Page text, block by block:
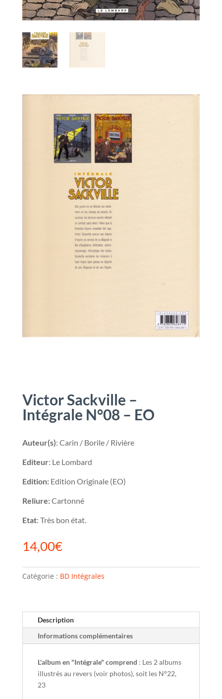
Victor Sackville –
Intégrale N°08 – EO
Auteur(s): Carin / Borile / Rivière
Editeur: Le Lombard
Edition:Edition Originale (EO)
Reliure:Cartonné
Etat: Très bon état.
14,00€
Catégorie : BD Intégrales
Description
Informations complémentaires
L'album en "Intégrale" comprend : Les 2 albums
illustrés au revers (voir photos), soit les N°22,
23